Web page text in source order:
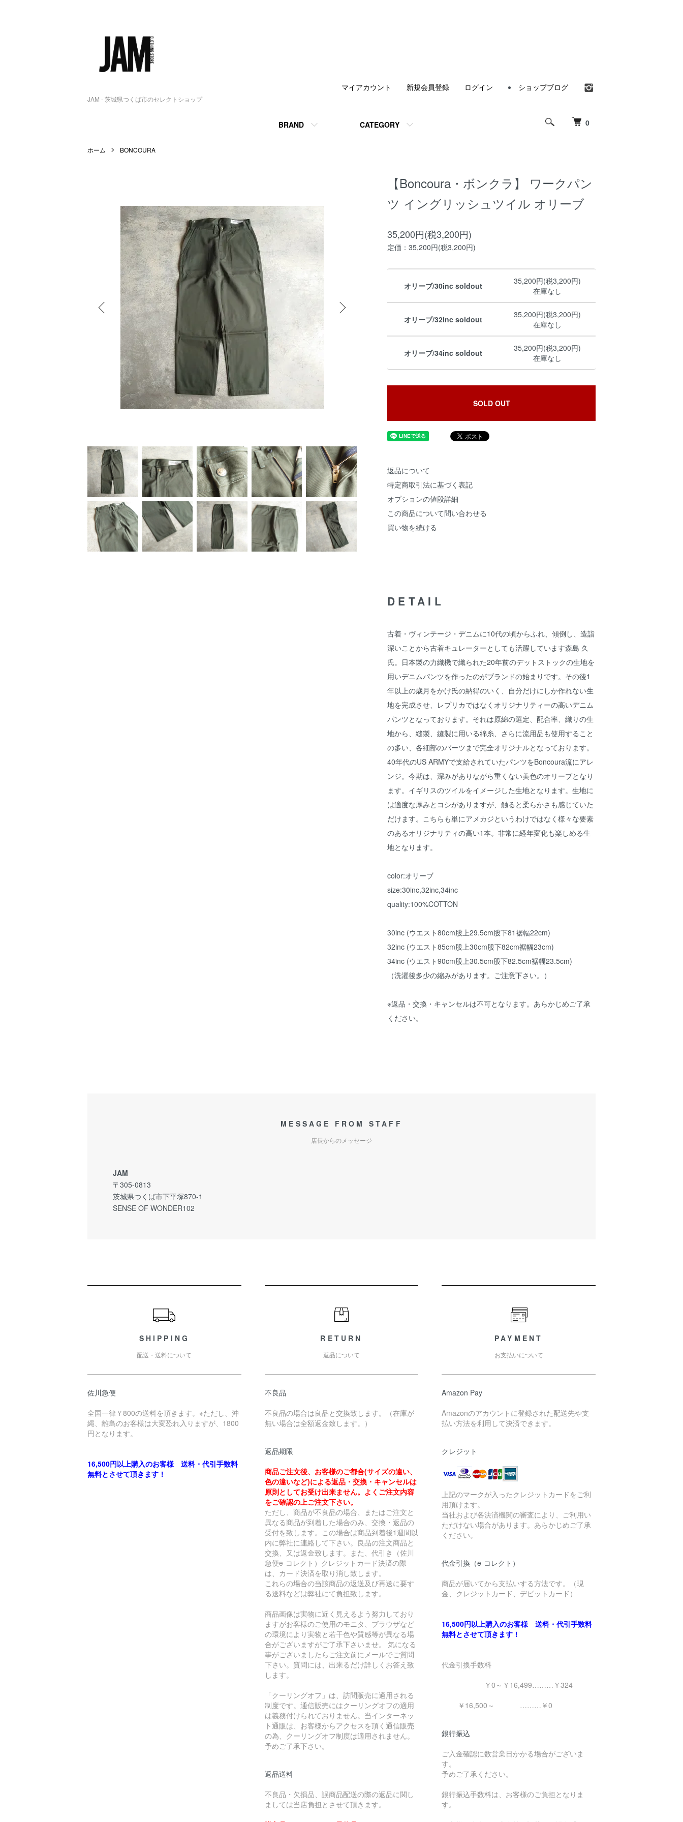
JAM - 茨城県つくば市のセレクトショップ
0
BRAND CATEGORY
マイアカウント 新規会員登録 ログイン ショップブログ
ホーム BONCOURA
【Boncoura・ボンクラ】 ワークパン
ツ イングリッシュツイル オリーブ
35,200円(税3,200円)
定価：35,200円(税3,200円)
オリーブ/30inc soldout
35,200円(税3,200円)
在庫なし
オリーブ/32inc soldout
35,200円(税3,200円)
在庫なし
オリーブ/34inc soldout
35,200円(税3,200円)
在庫なし
SOLD OUT
返品について
特定商取引法に基づく表記
オプションの値段詳細
この商品について問い合わせる
買い物を続ける
DETAIL
古着・ヴィンテージ・デニムに10代の頃からふれ、傾倒し、造詣
深いことから古着キュレーターとしても活躍しています森島 久
氏。日本製の力織機で織られた20年前のデットストックの生地を
用いデニムパンツを作ったのがブランドの始まりです。その後1
年以上の歳月をかけ氏の納得のいく、自分だけにしか作れない生
地を完成させ、レプリカではなくオリジナリティーの高いデニム
パンツとなっております。それは原綿の選定、配合率、織りの生
地から、縫製、縫製に用いる綿糸、さらに流用品も使用すること
の多い、各細部のパーツまで完全オリジナルとなっております。
40年代のUS ARMYで支給されていたパンツをBoncoura流にアレ
ンジ。今期は、深みがありながら重くない美色のオリーブとなり
ます。イギリスのツイルをイメージした生地となります。生地に
は適度な厚みとコシがありますが、触ると柔らかさも感じていた
だけます。こちらも単にアメカジというわけではなく様々な要素
のあるオリジナリティの高い1本。非常に経年変化も楽しめる生
地となります。
color:オリーブ
size:30inc,32inc,34inc
quality:100%COTTON
30inc (ウエスト80cm股上29.5cm股下81裾幅22cm)
32inc (ウエスト85cm股上30cm股下82cm裾幅23cm)
34inc (ウエスト90cm股上30.5cm股下82.5cm裾幅23.5cm)
（洗濯後多少の縮みがあります。ご注意下さい。）
※返品・交換・キャンセルは不可となります。あらかじめご了承
ください。
MESSAGE FROM STAFF
店長からのメッセージ
JAM
〒305-0813
茨城県つくば市下平塚870-1
SENSE OF WONDER102
SHIPPING
配送・送料について
佐川急便
全国一律￥800の送料を頂きます。※ただし、沖
縄、離島のお客様は大変恐れ入りますが、1800
円となります。
16,500円以上購入のお客様 送料・代引手数料
無料とさせて頂きます！
RETURN
返品について
不良品
不良品の場合は良品と交換致します。（在庫が
無い場合は全額返金致します。）
返品期限
商品ご注文後、お客様のご都合(サイズの違い、
色の違いなど)による返品・交換・キャンセルは
原則としてお受け出来ません。よくご注文内容
をご確認の上ご注文下さい。
ただし、商品が不良品の場合、またはご注文と
異なる商品が到着した場合のみ、交換・返品の
受付を致します。この場合は商品到着後1週間以
内に弊社に連絡して下さい。良品の注文商品と
交換、又は返金致します。また、代引き（佐川
急便e-コレクト）クレジットカード決済の際
は、カード決済を取り消し致します。
これらの場合の当該商品の返送及び再送に要す
る送料などは弊社にて負担致します。
商品画像は実物に近く見えるよう努力しており
ますがお客様のご使用のモニタ、ブラウザなど
の環境により実物と若干色や質感等が異なる場
合がございますがご了承下さいませ。 気になる
事がございましたらご注文前にメールでご質問
下さい。質問には、出来るだけ詳しくお答え致
します。
「クーリングオフ」は、訪問販売に適用される
制度です。通信販売にはクーリングオフの適用
は義務付けられておりません。当インターネッ
ト通販は、お客様からアクセスを頂く通信販売
の為、クーリングオフ制度は適用されません。
予めご了承下さい。
返品送料
不良品・欠損品、誤商品配送の際の返品に関し
ましては当店負担とさせて頂きます。
PAYMENT
お支払いについて
Amazon Pay
Amazonのアカウントに登録された配送先や支
払い方法を利用して決済できます。
クレジット
上記のマークが入ったクレジットカードをご利
用頂けます。
当社および各決済機関の審査により、ご利用い
ただけない場合があります。あらかじめご了承
ください。
代金引換（e-コレクト）
商品が届いてから支払いする方法です。（現
金、クレジットカード、デビットカード）
16,500円以上購入のお客様 送料・代引手数料
無料とさせて頂きます！
代金引換手数料
￥0～￥16,499………￥324
￥16,500～ ………￥0
銀行振込
ご入金確認に数営業日かかる場合がございま
す。
予めご了承ください。
銀行振込手数料は、お客様のご負担となりま
す。